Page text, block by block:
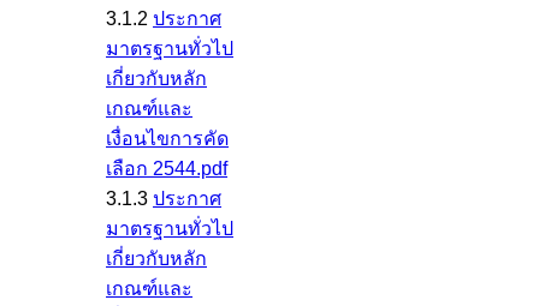
3.1.2 ประกาศ
มาตรฐานทั่วไป
เกี่ยวกับหลัก
เกณฑ์และ
เงื่อนไขการคัด
เลือก 2544.pdf
3.1.3 ประกาศ
มาตรฐานทั่วไป
เกี่ยวกับหลัก
เกณฑ์และ